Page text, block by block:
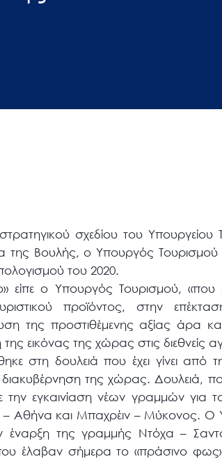
σχεδίου του Υπουργείου
Βουλής, ο Υπουργός Τουρισμού
του 2020.
είπε ο Υπουργός Τουρισμού,
προϊόντος, στην
της προστιθέμενης αξίας άρα
εικόνας της χώρας στις διεθνείς
στη δουλειά που έχει γίνει
της χώρας. Δουλειά,
την εγκαινίαση νέων γραμμών
Αθήνα και Μπαχρέιν – Μύκονος. Ο
της γραμμής Ντόχα –
που έλαβαν σήμερα το «πράσινο